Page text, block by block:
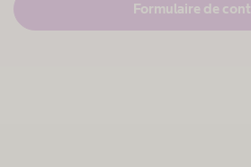
Formulaire de